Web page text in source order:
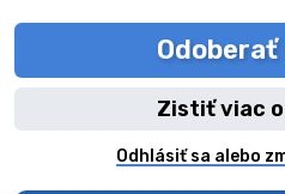
Zistiť viac
Odhlásiť sa alebo